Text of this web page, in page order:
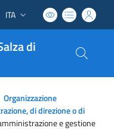
Lingua attiva:
ITA
di
Organizzazione
di direzione o di
e gestione